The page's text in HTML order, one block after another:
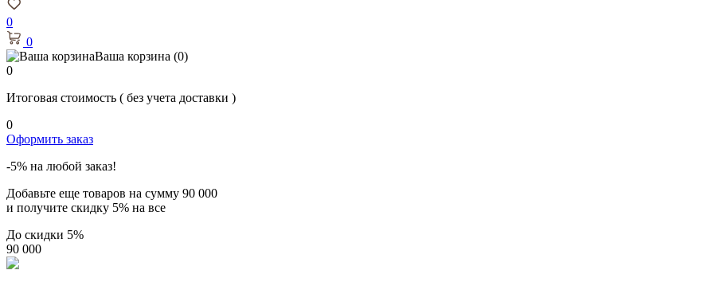
0
0
Ваша корзина (0)
0
Итоговая стоимость ( без учета доставки )
0
Оформить заказ
-5% на любой заказ!
Добавьте еще товаров на сумму 90 000
и получите скидку 5% на все
До скидки 5%
90 000